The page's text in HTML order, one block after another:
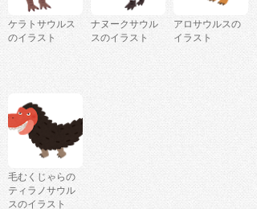
ケラトサウルス
のイラスト
ナヌークサウル
スのイラスト
アロサウルスの
イラスト
毛むくじゃらの
ティラノサウル
スのイラスト